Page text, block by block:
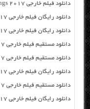
دانلود فیلم خارجی Rings 2017 از سرور سایت
دانلود رایگان فیلم خارجی Dunkirk 2017 با لینک مستقیم
دانلود رایگان فیلم خارجی Eloise 2017 با لینک مستقیم
دانلود مستقیم فیلم خارجی Essex Heist 2017 از سرور سایت
دانلود مستقیم فیلم خارجی Get the Girl 2017 از سرور سایت
دانلود رایگان فیلم خارجی iBoy 2017 با لینک مستقیم
دانلود مستقیم فیلم خارجی Justice League Dark 2017 از سرور سایت
دانلود رایگان فیلم خارجی Split 2017 با لینک مستقیم